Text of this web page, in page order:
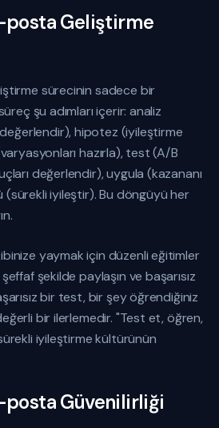
posta Geliştirme
sürecinin sadece bir
şu adımları içerir: analiz
hipotez (iyileştirme
hazırla), test (A/B
değerlendir), uygula (kazananı
(sürekli iyileştir). Bu döngüyü her
yaymak için düzenli eğitimler
şekilde paylaşın ve başarısız
bir test, bir şey öğrendiğiniz
bir ilerlemedir. "Test et, öğren,
iyileştirme kültürünün
posta Güvenilirliği